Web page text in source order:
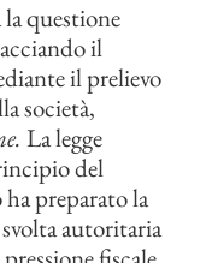
questione
il
il prelievo
società,
La legge
del
preparato la
autoritaria